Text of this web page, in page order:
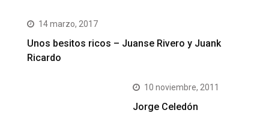
14 marzo, 2017
Unos besitos ricos – Juanse Rivero y Juank
Ricardo
10 noviembre, 2011
Jorge Celedón